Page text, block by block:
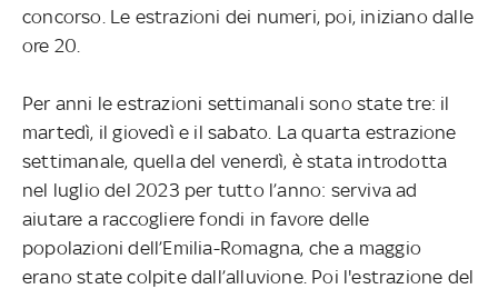
concorso. Le estrazioni dei numeri, poi, iniziano dalle
ore 20.
Per anni le estrazioni settimanali sono state tre: il
martedì, il giovedì e il sabato. La quarta estrazione
settimanale, quella del venerdì, è stata introdotta
nel luglio del 2023 per tutto l’anno: serviva ad
aiutare a raccogliere fondi in favore delle
popolazioni dell’Emilia-Romagna, che a maggio
erano state colpite dall’alluvione. Poi l'estrazione del